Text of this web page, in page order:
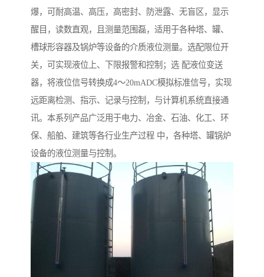
爆，可耐高温、高压，高密封、防泄露、无盲区，显示
醒目，读数直观，且测量范围磊，适用于各种塔、罐、
槽球形容器及锅炉等设备的介质液位测量。选配限位开
关，可实现液位上、下限报警和控制；选 配液位变送
器，将液位信号转换成4～20mADC模拟标准信号，实现
远距离检测、指示、记录与控制，与计算机系统直接通
讯。本系列产品广泛用于电力、冶金、石油、化工、环
保、船舶、建筑等各行业生产过程 中，各种塔、罐锅炉
设备的液位测量与控制。